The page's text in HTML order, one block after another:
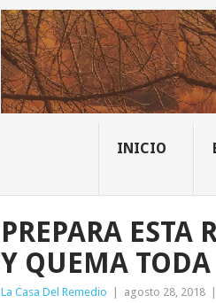
INICIO
PREPARA ESTA
Y QUEMA
La Casa Del Remedio | agosto 28, 2018 |